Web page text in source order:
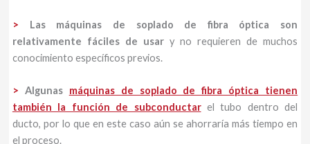
> Las máquinas de soplado de fibra óptica son
relativamente fáciles de usary no requieren de muchos
conocimiento específicos previos.
> Algunas máquinas de soplado de fibra óptica tienen
también la función de subconductarel tubo dentro del
ducto, por lo que en este caso aún se ahorraría más tiempo en
el proceso.